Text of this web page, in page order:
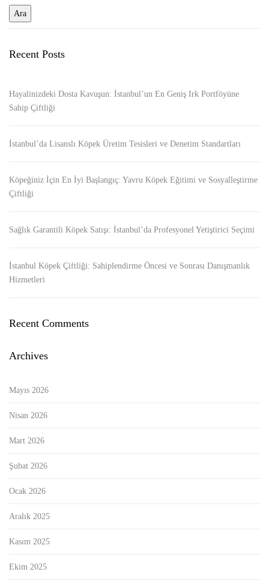
Recent Posts
Hayalinizdeki Dosta Kavuşun: İstanbul’un En Geniş Irk Portföyüne
Sahip Çiftliği
İstanbul’da Lisanslı Köpek Üretim Tesisleri ve Denetim Standartları
Köpeğiniz İçin En İyi Başlangıç: Yavru Köpek Eğitimi ve Sosyalleştirme
Çiftliği
Sağlık Garantili Köpek Satışı: İstanbul’da Profesyonel Yetiştirici Seçimi
İstanbul Köpek Çiftliği: Sahiplendirme Öncesi ve Sonrası Danışmanlık
Hizmetleri
Recent Comments
Archives
Mayıs 2026
Nisan 2026
Mart 2026
Şubat 2026
Ocak 2026
Aralık 2025
Kasım 2025
Ekim 2025